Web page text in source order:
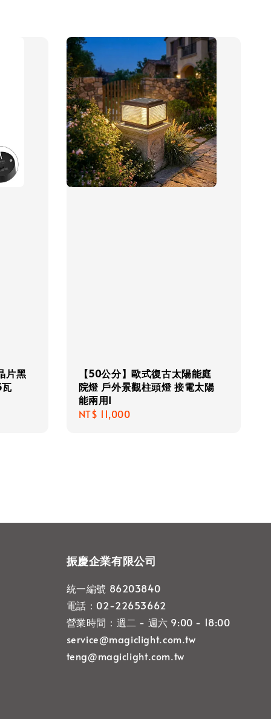
片黑
【50公分】歐式復古太陽能庭
院燈 戶外景觀柱頭燈 接電太陽
能兩用I
Regular
NT$ 11,000
振慶企業有限公司
統一編號 86203840
電話：02-22653662
營業時間：週二 - 週六 9:00 - 18:00
service@magiclight.com.tw
teng@magiclight.com.tw